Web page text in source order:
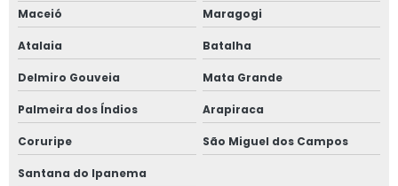
Maceió Maragogi
Atalaia Batalha
Delmiro Gouveia Mata Grande
Palmeira dos Índios Arapiraca
Coruripe São Miguel dos Campos
Santana do Ipanema